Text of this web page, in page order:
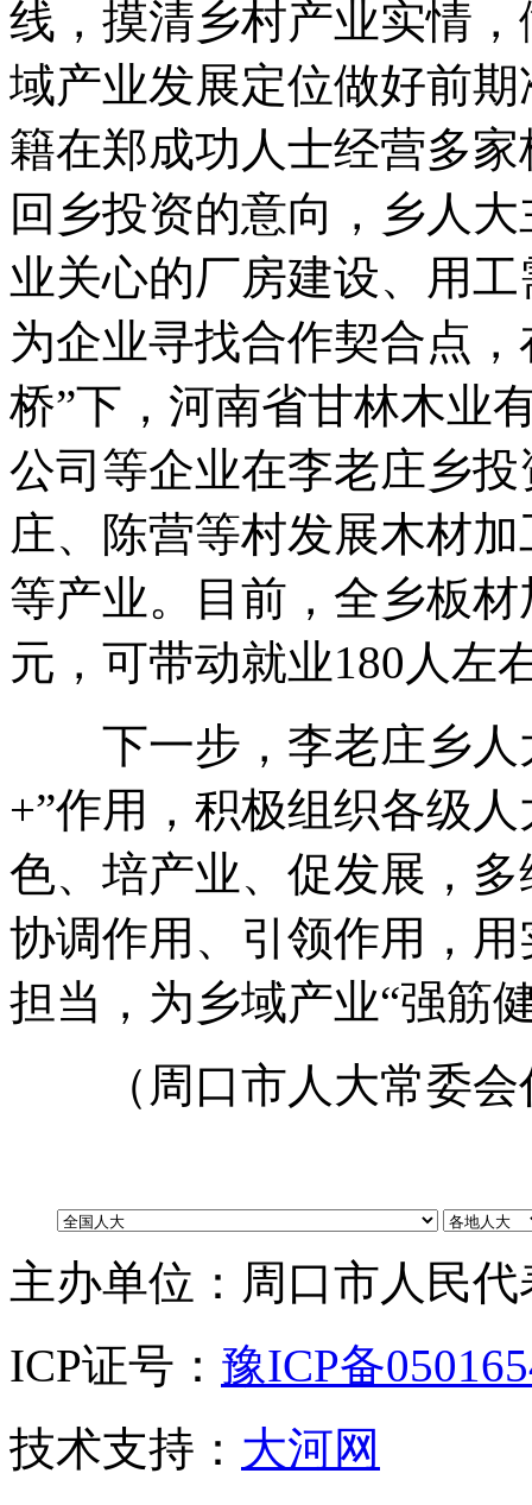
线 ， 摸清乡村产业实情 ，
域产业发展定位做好前期
籍在郑成功人士经营多
回乡投资的意向 ， 乡人
业关心的厂房建设、用
为企业寻找合作契合点 ，
桥”下 ， 河南省甘林木业
公司等企业在李老庄乡投
庄、陈营等村发展木材
等产业。 目前 ， 全乡板材
元 ， 可带动就业180人左
下一步 ， 李老庄乡
+”作用 ， 积极组织各级
色、培产业、促发展 ，
协调作用、引领作用 ，
担当 ， 为乡域产业“强筋
（周口市人大常委会
主办单位：周口市人民
ICP证号： 豫ICP备
技术支持： 大河网